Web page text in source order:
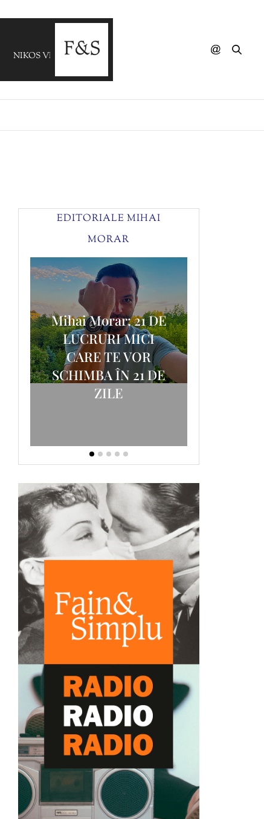
NIKOS VERTIS - An Eisai Ena Aster
EDITORIALE MIHAI
MORAR
Mihai Morar: 21 DE
LUCRURI MICI
CARE TE VOR
SCHIMBA ÎN 21 DE
ZILE